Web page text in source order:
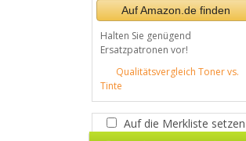
Auf Amazon.de finden
Halten Sie genügend
Ersatzpatronen vor!
Qualitätsvergleich Toner vs.
Tinte
Auf die Merkliste setzen